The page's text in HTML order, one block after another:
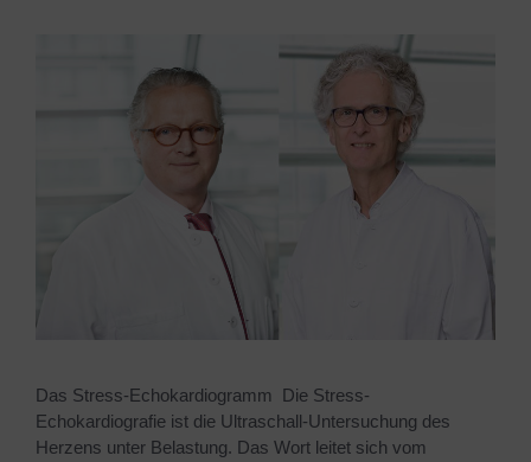
Das Stress-Echokardiogramm Die Stress-
Echokardiografie ist die Ultraschall-Untersuchung des
Herzens unter Belastung. Das Wort leitet sich vom